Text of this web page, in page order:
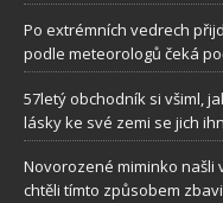
Po extrémních vedrech
podle meteorologů čeká
57letý obchodník si všiml,
lásky ke své zemi se jich
Novorozené miminko našli
chtěli tímto způsobem